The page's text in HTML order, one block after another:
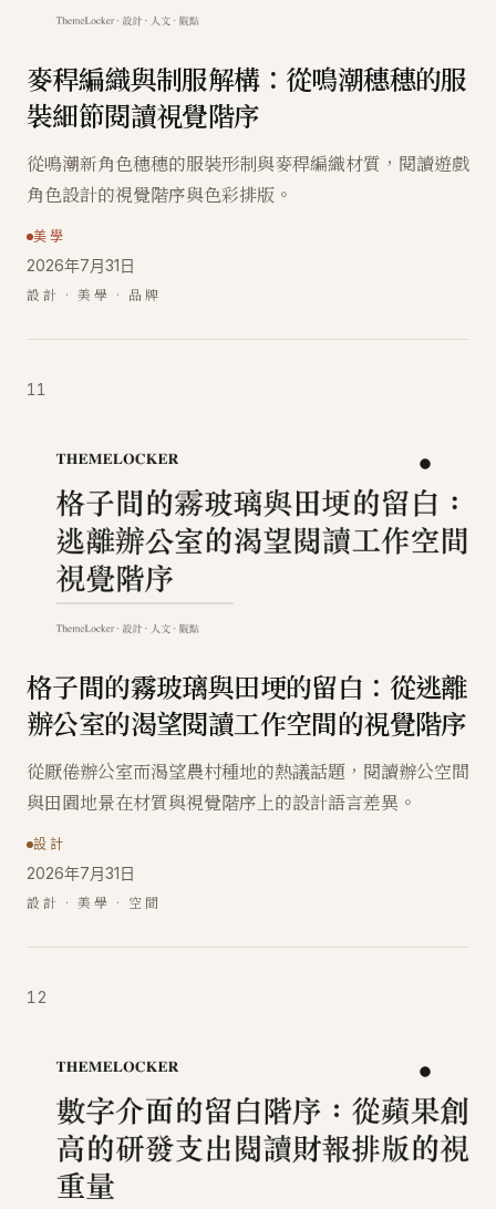
麥稈編織與制服解構：從鳴潮穗穗的服
裝細節閱讀視覺階序
從鳴潮新角色穗穗的服裝形制與麥稈編織材質，閱讀遊戲
角色設計的視覺階序與色彩排版。
美學
2026年7月31日
設計 · 美學 · 品牌
11
格子間的霧玻璃與田埂的留白：從逃離
辦公室的渴望閱讀工作空間的視覺階序
從厭倦辦公室而渴望農村種地的熱議話題，閱讀辦公空間
與田園地景在材質與視覺階序上的設計語言差異。
設計
2026年7月31日
設計 · 美學 · 空間
12